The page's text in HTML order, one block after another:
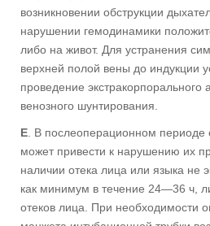
возникновении обструкции
нарушении гемодинамики
либо на живот. Для устранения
верхней полой вены до индукции
проведение экстракорпорального
венозного шунтирования.
Е . В послеоперационном периоде
может привести к нарушению их
наличии отека лица или языка не
как минимум в течение 24—36 ч,
отеков лица. При необходимости